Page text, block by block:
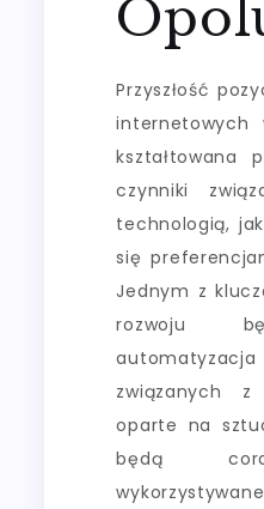
Przyszłość
internetowych
kształtowana
czynniki
technologią,
się
Jednym z
rozwoju
związanych z
oparte na
będą